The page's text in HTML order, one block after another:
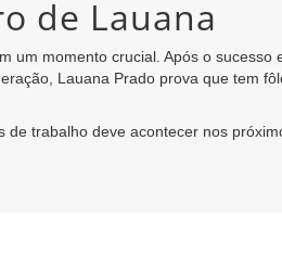
de Lauana
um momento crucial. Após o
Lauana Prado prova que tem
trabalho deve acontecer nos